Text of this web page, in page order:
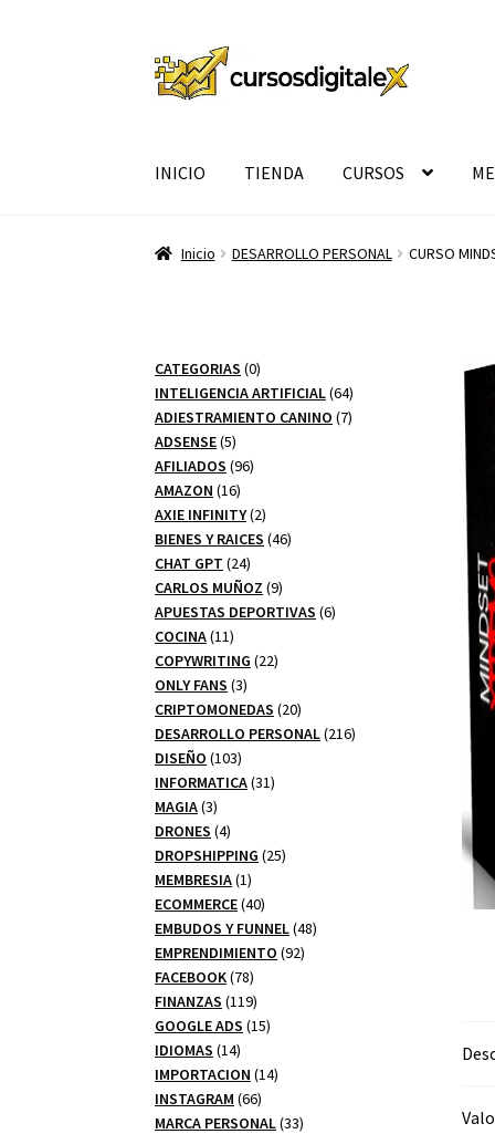
Ir
a
Ir
al
INICIO TIENDA CURSOS
Inicio DESARROLLO PERSONAL CURSO
CATEGORIAS 00
productos
INTELIGENCIA ARTIFICIAL 6464
productos
ADIESTRAMIENTO CANINO 77
ADSENSE 55
productos
AFILIADOS 9696
AMAZON 1616
productos
AXIE INFINITY 22
productos
BIENES Y RAICES 4646
CHAT GPT 2424
productos
CARLOS MUÑOZ 99
productos
APUESTAS DEPORTIVAS 66
COCINA 1111
productos
COPYWRITING 2222
ONLY FANS 33
productos
CRIPTOMONEDAS 2020
productos
DESARROLLO PERSONAL 216216
DISEÑO 103103
productos
INFORMATICA 3131
MAGIA 33
productos
DRONES 44
productos
DROPSHIPPING 2525
MEMBRESIA 11
producto
ECOMMERCE 4040
productos
EMBUDOS Y FUNNEL 4848
EMPRENDIMIENTO 9292
FACEBOOK 7878
productos
FINANZAS 119119
productos
GOOGLE ADS 1515
IDIOMAS 1414
productos
IMPORTACION 1414
INSTAGRAM 6666
productos
MARCA PERSONAL 3333